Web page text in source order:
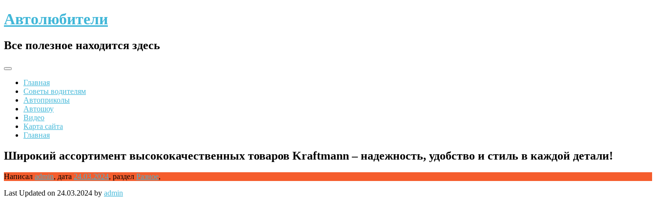
Skip
to
Автолюбители
Все полезное находится здесь
Главная
Советы водителям
Автоприколы
Автошоу
Видео
Карта сайта
Главная
Широкий ассортимент высококачественных товаров Kraftmann – надежность, удобство и стиль в каждой детали!
Написал admin, дата 24.03.2024, раздел Разное,
Last Updated on 24.03.2024 by admin